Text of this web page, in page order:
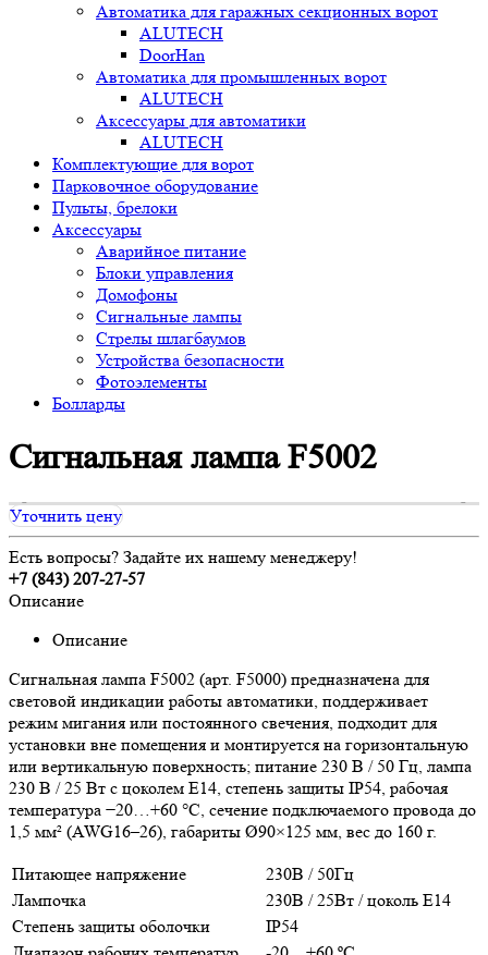
Автоматика для гаражных секционных ворот
ALUTECH
DoorHan
Автоматика для промышленных ворот
ALUTECH
Аксессуары для автоматики
ALUTECH
Комплектующие для ворот
Парковочное оборудование
Пульты, брелоки
Аксессуары
Аварийное питание
Блоки управления
Домофоны
Сигнальные лампы
Стрелы шлагбаумов
Устройства безопасности
Фотоэлементы
Болларды
Сигнальная лампа F5002
Уточнить цену
Есть вопросы? Задайте их нашему менеджеру!
+7 (843) 207-27-57
Описание
Описание
Сигнальная лампа F5002 (арт. F5000) предназначена для
световой индикации работы автоматики, поддерживает
режим мигания или постоянного свечения, подходит для
установки вне помещения и монтируется на горизонтальную
или вертикальную поверхность; питание 230 В / 50 Гц, лампа
230 В / 25 Вт с цоколем E14, степень защиты IP54, рабочая
температура −20…+60 °C, сечение подключаемого провода до
1,5 мм² (AWG16–26), габариты Ø90×125 мм, вес до 160 г.
Питающее напряжение
230В / 50Гц
Лампочка
230В / 25Вт / цоколь Е14
Степень защиты оболочки
IP54